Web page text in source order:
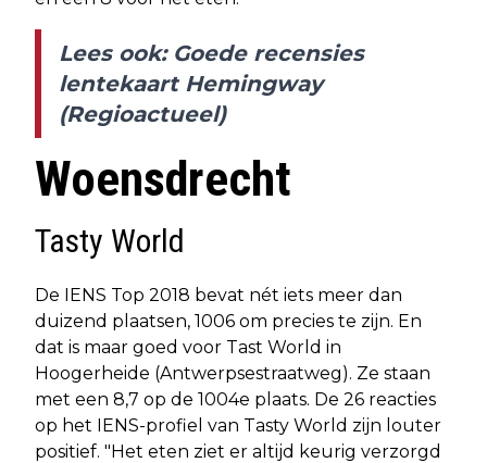
Lees ook: Goede recensies
lentekaart Hemingway
(Regioactueel)
Woensdrecht
Tasty World
De IENS Top 2018 bevat nét iets meer dan
duizend plaatsen, 1006 om precies te zijn. En
dat is maar goed voor Tast World in
Hoogerheide (Antwerpsestraatweg). Ze staan
met een 8,7 op de 1004e plaats. De 26 reacties
op het IENS-profiel van Tasty World zijn louter
positief. "Het eten ziet er altijd keurig verzorgd